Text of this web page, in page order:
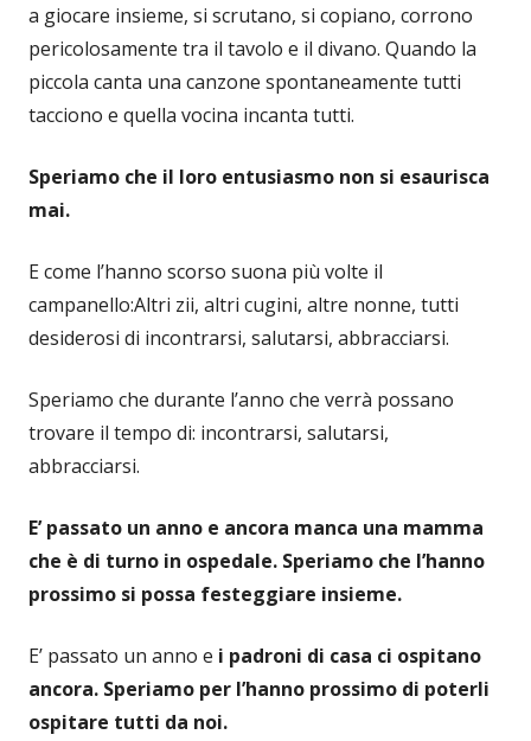
a giocare insieme, si scrutano, si copiano, corrono
pericolosamente tra il tavolo e il divano. Quando la
piccola canta una canzone spontaneamente tutti
tacciono e quella vocina incanta tutti.
Speriamo che il loro entusiasmo non si esaurisca
mai.
E come l’hanno scorso suona più volte il
campanello:Altri zii, altri cugini, altre nonne, tutti
desiderosi di incontrarsi, salutarsi, abbracciarsi.
Speriamo che durante l’anno che verrà possano
trovare il tempo di: incontrarsi, salutarsi,
abbracciarsi.
E’ passato un anno e ancora manca una mamma
che è di turno in ospedale. Speriamo che l’hanno
prossimo si possa festeggiare insieme.
E’ passato un anno e i padroni di casa ci ospitano
ancora. Speriamo per l’hanno prossimo di poterli
ospitare tutti da noi.